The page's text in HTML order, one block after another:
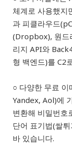
체계로 사용했지
과 피클라우드
(Dropbox), 원드
리지 API와
형 백엔드)를 C2
○ 다양한 무료
Yandex, Aol)에
변환해 비밀번호
단어 표기법(쌀
바 있습니다.